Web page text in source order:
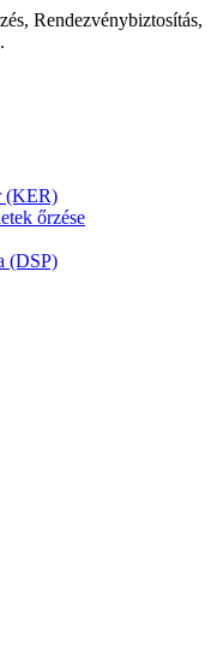
Rendezvénybiztosítás,
(KER)
őrzése
(DSP)